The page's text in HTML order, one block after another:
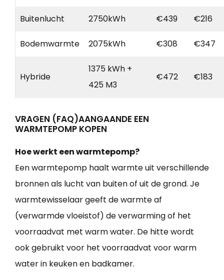
Buitenlucht 2750kWh €439 €216
Bodemwarmte 2075kWh €308 €347
Hybride
1375 kWh +
425 M3
€472 €183
VRAGEN (FAQ)AANGAANDE EEN
WARMTEPOMP KOPEN
Hoe werkt een warmtepomp?
Een warmtepomp haalt warmte uit verschillende
bronnen als lucht van buiten of uit de grond. Je
warmtewisselaar geeft de warmte af
(verwarmde vloeistof) de verwarming of het
voorraadvat met warm water. De hitte wordt
ook gebruikt voor het voorraadvat voor warm
water in keuken en badkamer.